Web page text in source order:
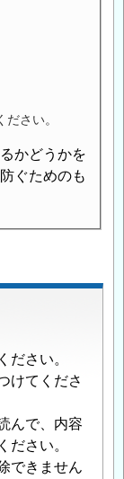
さい。
かどうかを
ぐためのも
ださい。
けてくださ
んで、内容
ださい。
できません